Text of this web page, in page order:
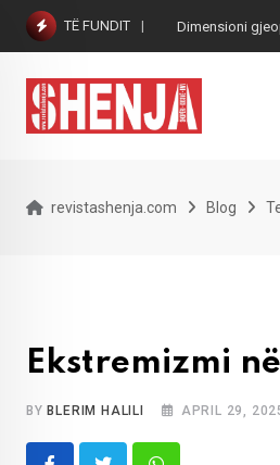
Skip
content
TË FUNDIT Dimensioni
revistashenja.com Blog
Ekstremizmi
BYBLERIM HALILI APRIL 29,